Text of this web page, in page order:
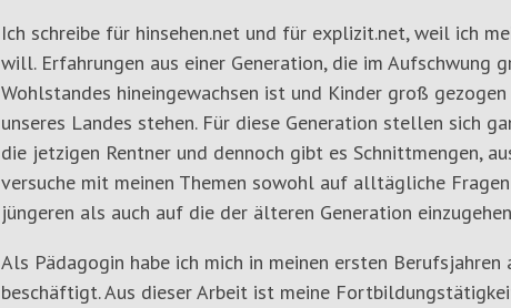
Ich schreibe für hinsehen.net und für explizit.net, weil ich
will. Erfahrungen aus einer Generation, die im Aufschwung
Wohlstandes hineingewachsen ist und Kinder groß
unseres Landes stehen. Für diese Generation stellen sich
die jetzigen Rentner und dennoch gibt es Schnittmengen,
versuche mit meinen Themen sowohl auf alltägliche
jüngeren als auch auf die der älteren Generation
Als Pädagogin habe ich mich in meinen ersten
beschäftigt. Aus dieser Arbeit ist meine